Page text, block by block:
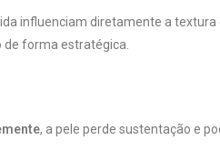
influenciam diretamente a textura
forma estratégica.
, a pele perde sustentação e